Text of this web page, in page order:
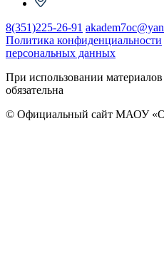
8(351)225-26-91
Политика конфиденциальности
персональных данных
При использовании
обязательна
© Официальный сайт МАОУ